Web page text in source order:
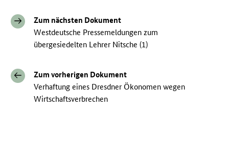
Zum nächsten Dokument
Westdeutsche Pressemeldungen zum
übergesiedelten Lehrer Nitsche (1)
Zum vorherigen Dokument
Verhaftung eines Dresdner Ökonomen wegen
Wirtschaftsverbrechen